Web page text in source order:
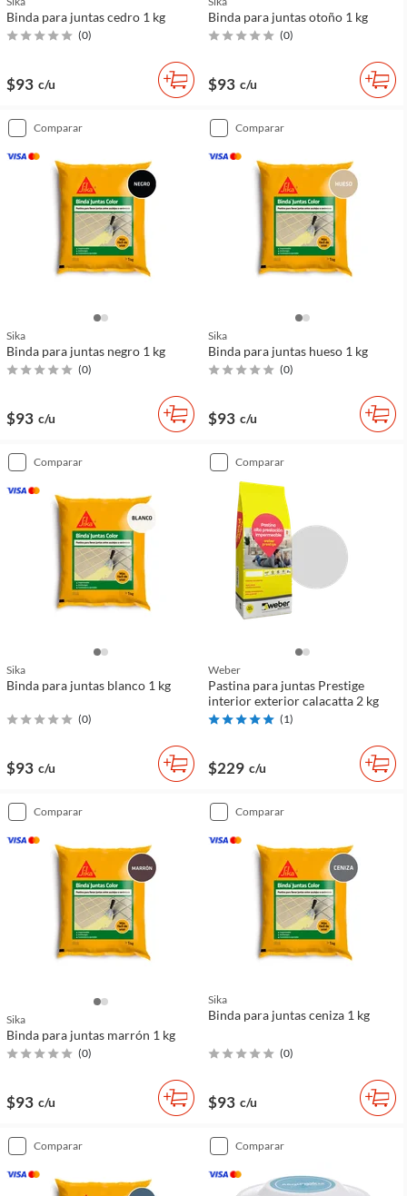
Binda para juntas cedro 1 kg
(0)
$93 c/u
Binda para juntas otoño 1 kg
(0)
$93 c/u
comparar
Sika
Binda para juntas negro 1 kg
(0)
$93 c/u
comparar
Sika
Binda para juntas hueso 1 kg
(0)
$93 c/u
comparar
Sika
Binda para juntas blanco 1 kg
(0)
$93 c/u
comparar
Weber
Pastina para juntas Prestige
interior exterior calacatta 2 kg
(1)
$229 c/u
comparar
Sika
Binda para juntas marrón 1 kg
(0)
$93 c/u
comparar
Sika
Binda para juntas ceniza 1 kg
(0)
$93 c/u
comparar comparar